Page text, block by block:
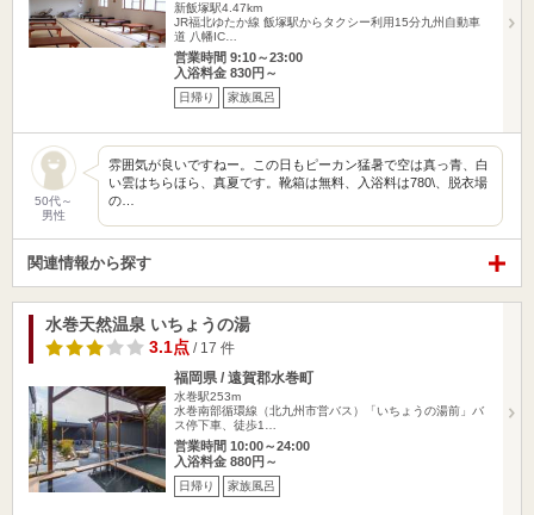
新飯塚駅4.47km
JR福北ゆたか線 飯塚駅からタクシー利用15分九州自動車
道 八幡IC…
営業時間 9:10～23:00
入浴料金 830円～
日帰り 家族風呂
50代～
男性
雰囲気が良いですねー。この日もピーカン猛暑で空は真っ青、白
い雲はちらほら、真夏です。靴箱は無料、入浴料は780\、脱衣場
の…
関連情報から探す
水巻天然温泉 いちょうの湯
3.1点 / 17 件
福岡県 / 遠賀郡水巻町
水巻駅253m
水巻南部循環線（北九州市営バス）「いちょうの湯前」バ
ス停下車、徒歩1…
営業時間 10:00～24:00
入浴料金 880円～
日帰り 家族風呂